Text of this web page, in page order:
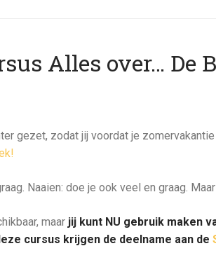
Alles over… De
gezet, zodat jij voordat je
Naaien: doe je ook veel en graag.
maar jij kunt NU gebruik maken
cursus krijgen de deelname aan de